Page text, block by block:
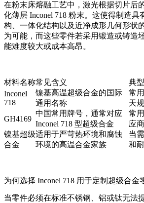
在粉末床熔融工艺中，激光根据切片后
化薄层 Inconel 718 粉末。这使得制造具
构、一体化结构以及近净成形几何形状
为可能，而这些零件若采用锻造或铸造
能难度较大或成本高昂。
材料名称常见含义
典
Inconel
718
镍基高温超级合金的国际
通用名称
常
天
GH4169
中国常用牌号，通常对应
Inconel 718 型超级合金
常
应
镍基超级
合金
适用于严苛热环境和腐蚀
环境的高温合金家族
当
和
为何选择 Inconel 718 用于定制超级合金
当零件必须在标准不锈钢、铝或钛无法